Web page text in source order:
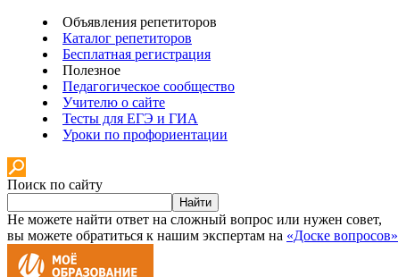
Объявления репетиторов
Каталог репетиторов
Бесплатная регистрация
Полезное
Педагогическое сообщество
Учителю о сайте
Тесты для ЕГЭ и ГИА
Уроки по профориентации
Поиск по сайту
Найти
Не можете найти ответ на сложный вопрос или нужен совет,
вы можете обратиться к нашим экспертам на «Доске вопросов»